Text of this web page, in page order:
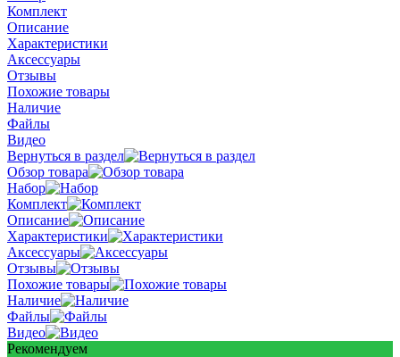
Комплект
Описание
Характеристики
Аксессуары
Отзывы
Похожие товары
Наличие
Файлы
Видео
Вернуться в раздел
Обзор товара
Набор
Комплект
Описание
Характеристики
Аксессуары
Отзывы
Похожие товары
Наличие
Файлы
Видео
Рекомендуем